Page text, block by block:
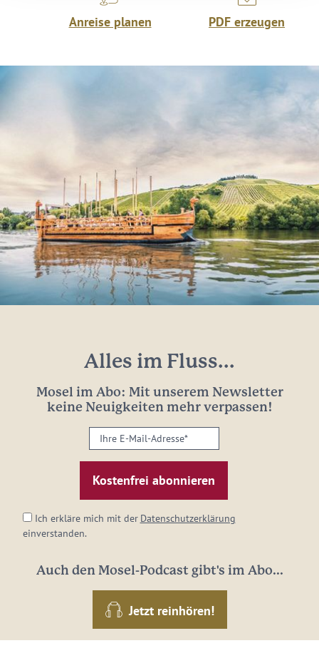
Anreise planen PDF erzeugen
Alles im Fluss...
Mosel im Abo: Mit unserem Newsletter
keine Neuigkeiten mehr verpassen!
Ihre
E-
Mail-
Adresse:
Ich erkläre mich mit der Datenschutzerklärung
einverstanden.
Auch den Mosel-Podcast gibt's im Abo...
Jetzt reinhören!